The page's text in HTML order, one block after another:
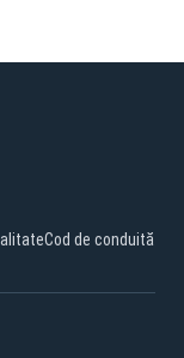
Cod de conduită